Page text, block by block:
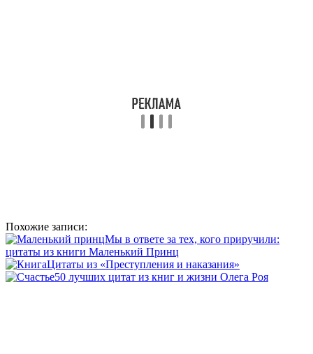
Похожие записи:
Мы в ответе за тех, кого приручили:
цитаты из книги Маленький Принц
Цитаты из «Преступления и наказания»
50 лучших цитат из книг и жизни Олега Роя